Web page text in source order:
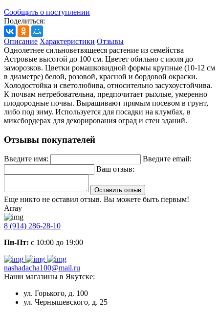
Сообщить о поступлении
Поделиться:
Описание Характеристики Отзывы
Однолетнее сильноветвящееся растение из семейства
Астровые высотой до 100 см. Цветет обильно с июля до
заморозков. Цветки ромашковидной формы крупные (10-12 см
в диаметре) белой, розовой, красной и бордовой окраски.
Холодостойка и светолюбива, относительно засухоустойчива.
К почвам нетребовательна, предпочитает рыхлые, умеренно
плодородные почвы. Выращивают прямым посевом в грунт,
либо под зиму. Используется для посадки на клумбах, в
миксбордерах для декорирования оград и стен зданий.
Отзывы покупателей
Введите имя:
Введите email:
Ваш отзыв:
Оставить отзыв
Еще никто не оставил отзыв. Вы можете быть первым!
Array
8 (914) 286-28-10
Пн-Пт: с 10:00 до 19:00
nashadacha100@mail.ru
Наши магазины в Якутске:
ул. Горького, д. 100
ул. Чернышевского, д. 25